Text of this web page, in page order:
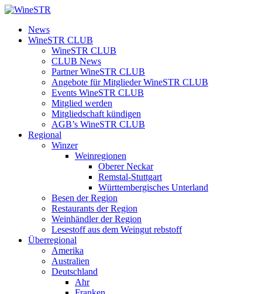
Zum
springen
WineSTR
News
WineSTR CLUB
WineSTR CLUB
CLUB News
Partner WineSTR CLUB
Angebote für Mitglieder WineSTR CLUB
Events WineSTR CLUB
Mitglied werden
Mitgliedschaft kündigen
AGB’s WineSTR CLUB
Regional
Winzer
Weinregionen
Oberer Neckar
Remstal-Stuttgart
Württembergisches Unterland
Besen der Region
Restaurants der Region
Weinhändler der Region
Lesestoff aus dem Weingut rebstoff
Überregional
Amerika
Australien
Deutschland
Ahr